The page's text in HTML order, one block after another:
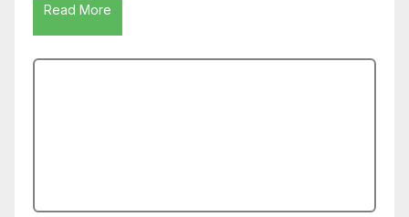
Read More